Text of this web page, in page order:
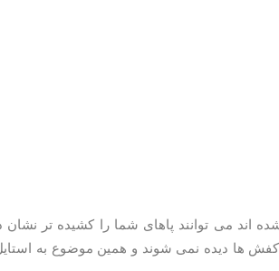
اند می توانند پاهای شما را کشیده تر نشان
کفش ها دیده نمی شوند و همین موضوع به